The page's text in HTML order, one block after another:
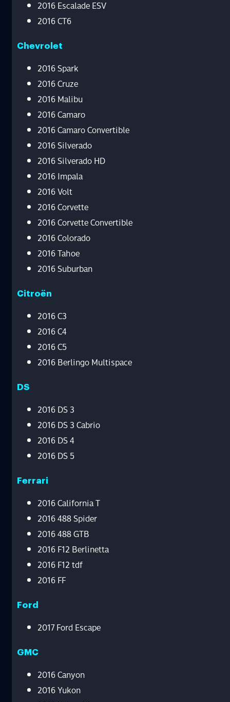
2016 Escalade ESV
2016 CT6
Chevrolet
2016 Spark
2016 Cruze
2016 Malibu
2016 Camaro
2016 Camaro Convertible
2016 Silverado
2016 Silverado HD
2016 Impala
2016 Volt
2016 Corvette
2016 Corvette Convertible
2016 Colorado
2016 Tahoe
2016 Suburban
Citroën
2016 C3
2016 C4
2016 C5
2016 Berlingo Multispace
DS
2016 DS 3
2016 DS 3 Cabrio
2016 DS 4
2016 DS 5
Ferrari
2016 California T
2016 488 Spider
2016 488 GTB
2016 F12 Berlinetta
2016 F12 tdf
2016 FF
Ford
2017 Ford Escape
GMC
2016 Canyon
2016 Yukon